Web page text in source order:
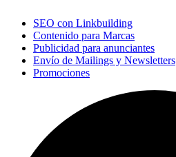
SEO con Linkbuilding
Contenido para Marcas
Publicidad para anunciantes
Envío de Mailings y Newsletters
Promociones